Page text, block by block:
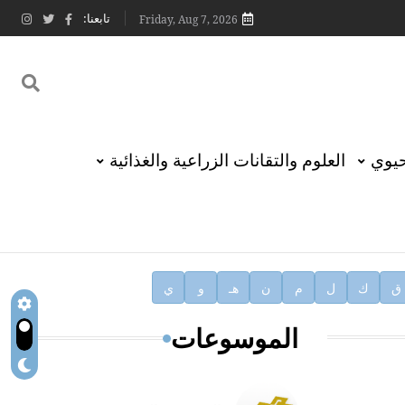
Friday, Aug 7, 2026 تابعنا:
العلوم والتقانات الزراعية والغذائية
ق ك ل م ن هـ و ي
الموسوعات